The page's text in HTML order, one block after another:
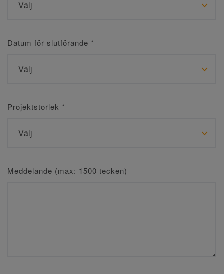
Datum för slutförande *
Projektstorlek *
Meddelande (max: 1500 tecken)